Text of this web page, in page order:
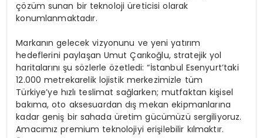
çözüm sunan bir teknoloji üreticisi olarak
konumlanmaktadır.
Markanın gelecek vizyonunu ve yeni yatırım
hedeflerini paylaşan Umut Çarıkoğlu, stratejik yol
haritalarını şu sözlerle özetledi: “İstanbul Esenyurt’taki
12.000 metrekarelik lojistik merkezimizle tüm
Türkiye’ye hızlı teslimat sağlarken; mutfaktan kişisel
bakıma, oto aksesuardan dış mekan ekipmanlarına
kadar geniş bir sahada üretim gücümüzü sergiliyoruz.
Amacımız premium teknolojiyi erişilebilir kılmaktır.